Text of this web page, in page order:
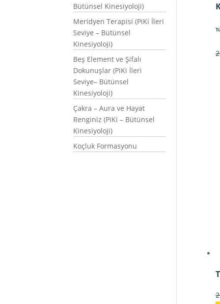
Bütünsel Kinesiyoloji)
Meridyen Terapisi (PiKi İleri
Seviye – Bütünsel
Kinesiyoloji)
Beş Element ve Şifalı
Dokunuşlar (PiKi İleri
Seviye– Bütünsel
Kinesiyoloji)
Çakra – Aura ve Hayat
Renginiz (PiKi – Bütünsel
Kinesiyoloji)
Koçluk Formasyonu